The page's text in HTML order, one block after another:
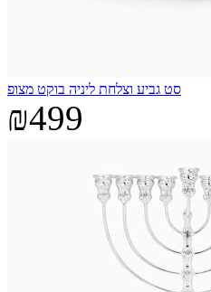
סט גביע וצלחת ליניה בוקט מצופ
₪499